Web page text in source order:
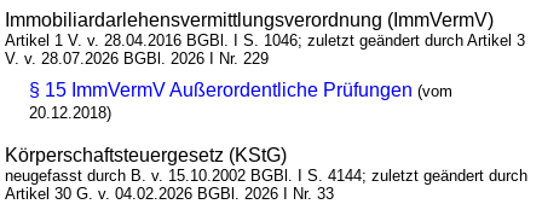
Immobiliardarlehensvermittlungsverordnung (ImmVermV)
Artikel 1 V. v. 28.04.2016 BGBl. I S. 1046; zuletzt geändert durch Artikel 3
V. v. 28.07.2026 BGBl. 2026 I Nr. 229
§ 15 ImmVermV Außerordentliche Prüfungen (vom
20.12.2018)
Körperschaftsteuergesetz (KStG)
neugefasst durch B. v. 15.10.2002 BGBl. I S. 4144; zuletzt geändert durch
Artikel 30 G. v. 04.02.2026 BGBl. 2026 I Nr. 33